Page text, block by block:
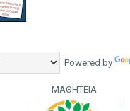
Powered by
ΜΑΘΗΤΕΙΑ